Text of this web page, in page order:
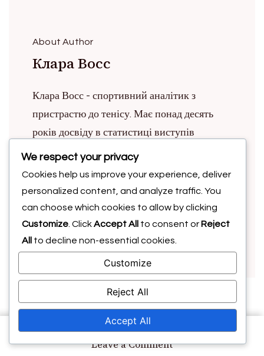
Leave a Commenton
About Author
Клара Восс
Клара Восс - спортивний аналітик з
пристрастю до тенісу. Має понад десять
років досвіду в статистиці виступів
гравців, вона надає змістовні порівняння
один на один, які допомагають фанатам і
гравцям зрозуміти динаміку гри. Клара
любить досліджувати тонкощі стратегій
гравців і ділитися своїми знахідками з
зростаючою спільнотою ентузіастів тенісу.
Post
Найкращі японські
тенісисти та їхні нещодавні
We respect your privacy
Cookies help us improve your experience, deliver
personalized content, and analyze traffic. You
can choose which cookies to allow by clicking
Customize . ClickAccept All to consent or Reject
All
to decline non-essential cookies.
Customize
Reject All
Accept All